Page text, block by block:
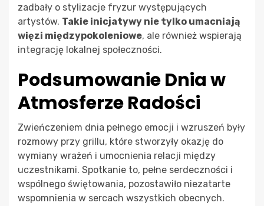
zadbały o stylizacje fryzur występujących
artystów. Takie inicjatywy nie tylko umacniają
więzi międzypokoleniowe, ale również wspierają
integrację lokalnej społeczności.
Podsumowanie Dnia w
Atmosferze Radości
Zwieńczeniem dnia pełnego emocji i wzruszeń były
rozmowy przy grillu, które stworzyły okazję do
wymiany wrażeń i umocnienia relacji między
uczestnikami. Spotkanie to, pełne serdeczności i
wspólnego świętowania, pozostawiło niezatarte
wspomnienia w sercach wszystkich obecnych.